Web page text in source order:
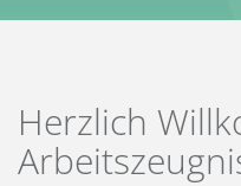
Herzlich